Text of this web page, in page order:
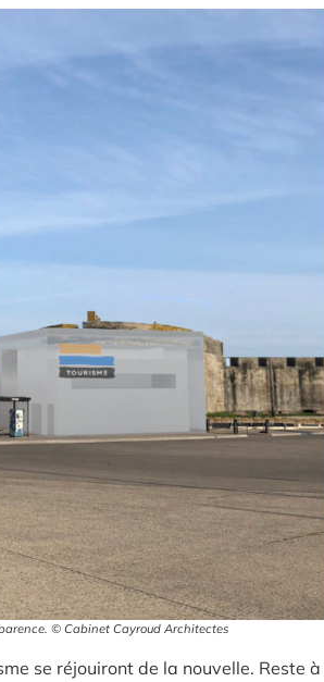
© Cabinet Cayroud Architectes
se réjouiront de la nouvelle. Reste à